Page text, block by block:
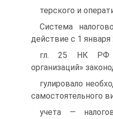
терского и
Система
действие с 1 января
гл. 25 НК РФ
организаций»
гулировало
самостоятельного
учета —